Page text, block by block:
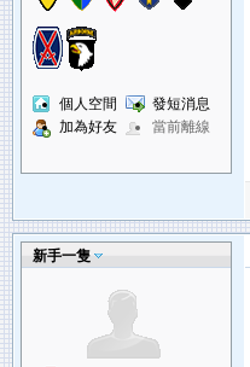
個人空間
發短消息
加為好友
當前離線
新手一隻